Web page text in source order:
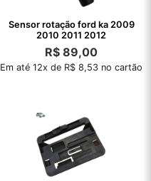
Sensor rotação ford ka 2009
2010 2011 2012
R$ 89,00
Em até 12x de R$ 8,53 no cartão